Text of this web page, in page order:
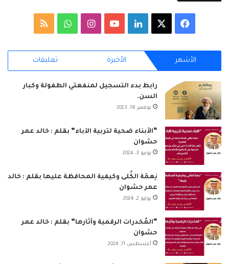
فيسبوك لينكدإن‫YouTubeانستقرامواتسابملخص
RSS الأشهر الأخيرة تعليقات
رابط بدء التسجيل لمنفعتي الطفولة وكبار
السن.
نوفمبر 18, 2023
“الأبناء ضحية لتربية الآباء” بقلم : خالد عمر
حشوان
يونيو 3, 2024
نِعمَة الكُلى وكيفية المحافظة عليها بقلم : خالد
عمر حشوان
يوليو 2, 2024
“المُخدرات الرقمية وآثارها” بقلم : خالد عمر
حشوان
أغسطس 11, 2024